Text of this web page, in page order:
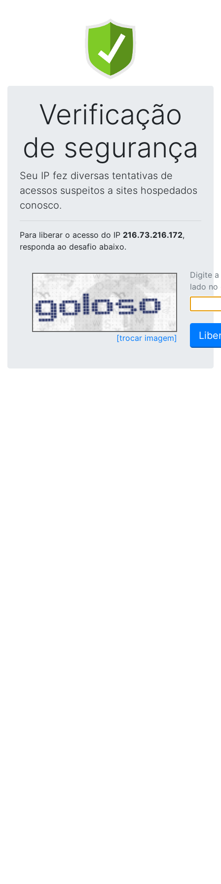
Verificação
de segurança
Seu IP fez diversas tentativas de
acessos suspeitos a sites hospedados
conosco.
Para liberar o acesso do IP 216.73.216.172,
responda ao desafio abaixo.
[trocar imagem]
Digite
lado no